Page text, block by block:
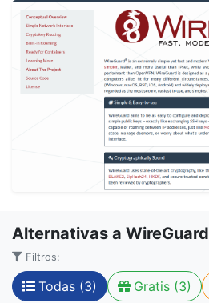
Alternativas a WireGuard
Filtros:
Todas (3) Gratis (3)